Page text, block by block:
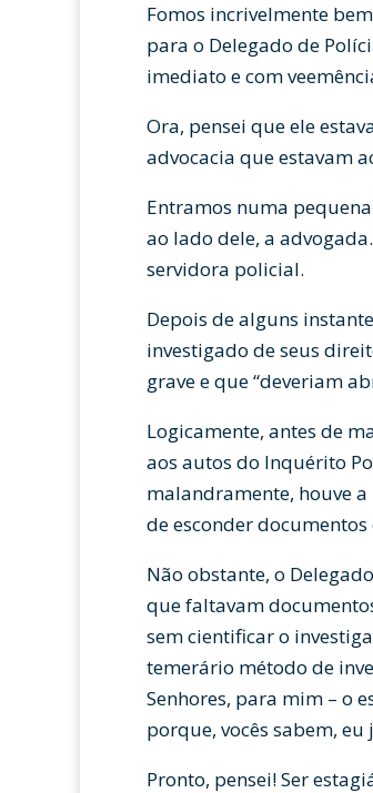
Fomos incrivelmente
para o Delegado de
imediato e com
Ora, pensei que ele
advocacia que estavam
Entramos numa
ao lado dele, a
servidora policial.
Depois de alguns
investigado de seus
grave e que “deveriam
Logicamente, antes de
aos autos do Inquérito
malandramente, houve
de esconder
Não obstante, o
que faltavam
sem cientificar o
temerário método de
Senhores, para mim – o
porque, vocês sabem,
Pronto, pensei! Ser